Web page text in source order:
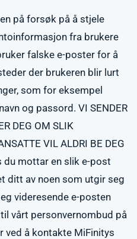
på forsøk på å stjele
fra brukere
falske e-poster for å
der brukeren blir lurt
som for eksempel
og passord. VI SENDER
DEG OM SLIK
VIL ALDRI BE DEG
du mottar en slik e-post
ditt av noen som utgir seg
videresende e-posten
vårt personvernombud på
ved å kontakte MiFinitys